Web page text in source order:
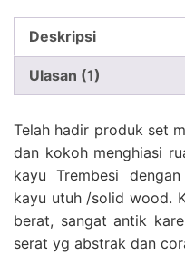
Deskripsi
Ulasan (1)
Telah hadir produk set
dan kokoh menghiasi
kayu Trembesi
kayu utuh /solid wood.
berat, sangat antik
serat yg abstrak dan